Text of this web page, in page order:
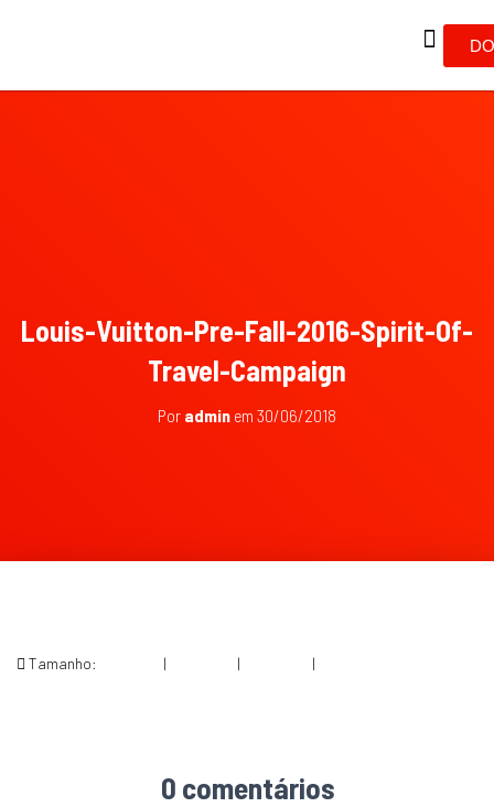
Louis-Vuitton-Pre-Fall-2016-Spirit-Of-
Travel-Campaign
Por admin em 30/06/2018
Tamanho: | | |
0 comentários